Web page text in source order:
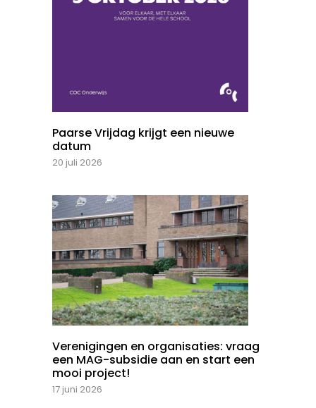
Paarse Vrijdag krijgt een nieuwe
datum
20 juli 2026
Verenigingen en organisaties: vraag
een MAG-subsidie aan en start een
mooi project!
17 juni 2026